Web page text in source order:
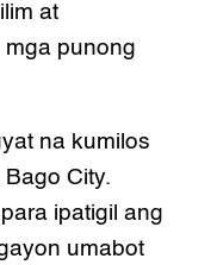
at
punong
na kumilos
City.
ipatigil ang
umabot